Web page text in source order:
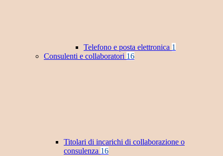
Telefono e posta elettronica 1
Consulenti e collaboratori 16
Titolari di incarichi di collaborazione o
consulenza 16